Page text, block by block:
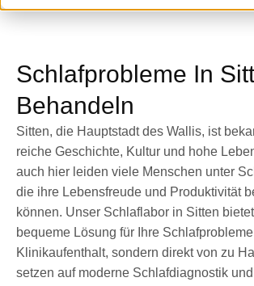
Schlafprobleme In
Behandeln
Sitten, die Hauptstadt des Wallis, ist
reiche Geschichte, Kultur und hohe
auch hier leiden viele Menschen unter
die ihre Lebensfreude und Produktivität
können. Unser Schlaflabor in Sitten
bequeme Lösung für Ihre
Klinikaufenthalt, sondern direkt von zu
setzen auf moderne Schlafdiagnostik